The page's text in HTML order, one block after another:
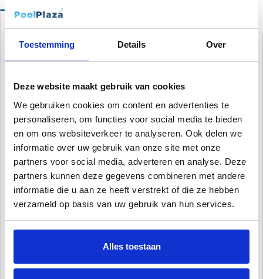
Toestemming Details Over
Deze website maakt gebruik van cookies
We gebruiken cookies om content en advertenties te
personaliseren, om functies voor social media te bieden
en om ons websiteverkeer te analyseren. Ook delen we
informatie over uw gebruik van onze site met onze
partners voor social media, adverteren en analyse. Deze
partners kunnen deze gegevens combineren met andere
informatie die u aan ze heeft verstrekt of die ze hebben
verzameld op basis van uw gebruik van hun services.
Alles toestaan
De finishing touch voor je zwembad
gemaakt van keramiek wat voor enkele interessante voordelen
vorstbestendig.
Zwembadranden zorgen naast een mooie afwerking van een
zwembad ook veiligheid tijdens het zwemmen.
Kies jouw ideale randafwerking
Elke tuin heeft een eigen sfeer, uitstraling en stijl. De individuele
elementen in de tuin dragen hier elk op hun eigen manier aan bij.
ervan een stijlbepaler.
verschillende randafwerkingen. De randen met een neus van 5 cm